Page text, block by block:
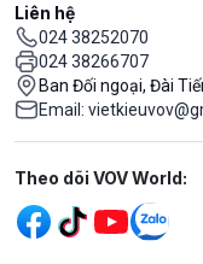
Liên hệ
024 38252070
024 38266707
Ban Đối ngoại, Đài
Email:
Mạng xã hội
Theo dõi VOV World: